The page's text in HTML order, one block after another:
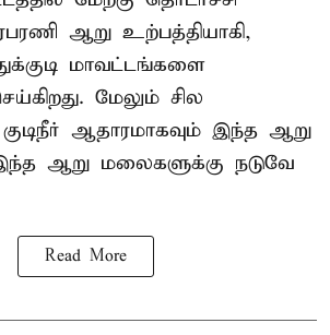
ஆறு உற்பத்தியாகி,
மாவட்டங்களை
மேலும் சில
ஆதாரமாகவும் இந்த ஆறு
இந்த ஆறு மலைகளுக்கு நடுவே
Read More